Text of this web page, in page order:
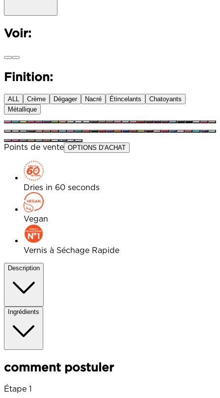
Voir:
Finition:
ALL Crème Dégager Nacré Étincelants
Chatoyants
Métallique
Points de vente OPTIONS D’ACHAT
Dries in 60 seconds
Vegan
Vernis à Séchage Rapide
Description
Ingrédients
comment postuler
Étape 1